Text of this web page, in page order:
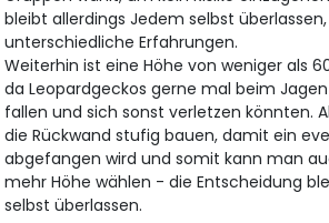
bleibt allerdings Jedem selbst
unterschiedliche Erfahrungen.
Weiterhin ist eine Höhe von weniger als
da Leopardgeckos gerne mal beim
fallen und sich sonst verletzen könnten.
die Rückwand stufig bauen, damit ein
abgefangen wird und somit kann man
mehr Höhe wählen - die Entscheidung
selbst überlassen.